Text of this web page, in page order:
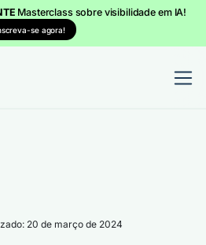
Masterclass sobre visibilidade em IA!
se agora!
20 de março de 2024